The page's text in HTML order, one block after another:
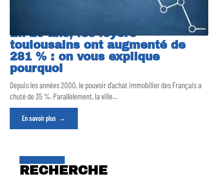
En 20 ans, les loyers
toulousains ont augmenté de
281 % : on vous explique
pourquoi
Depuis les années 2000, le pouvoir d’achat immobilier des Français a
chuté de 35 %. Parallèlement, la ville…
En savoir plus
RECHERCHE